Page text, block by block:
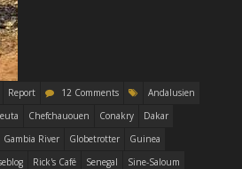
Report 12 Comments
Andalusien
Chefchauouen Conakry
Dakar
Gambia River Globetrotter
Guinea
Rick's Café Senegal
Sine-Saloum